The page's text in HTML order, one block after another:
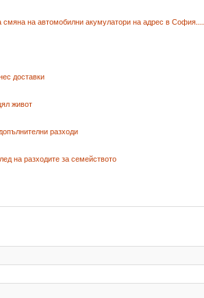
на автомобилни акумулатори на адрес в София....
доставки
живот
разходи
на разходите за семейството